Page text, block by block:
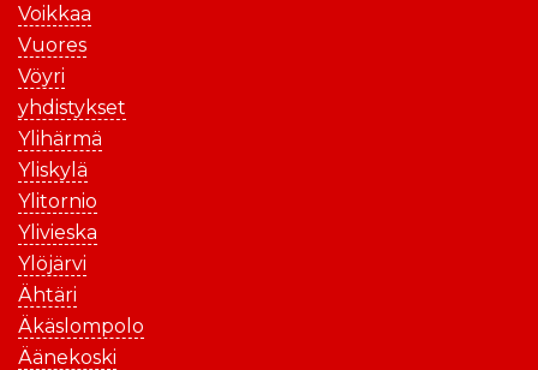
Voikkaa
Vuores
Vöyri
yhdistykset
Ylihärmä
Yliskylä
Ylitornio
Ylivieska
Ylöjärvi
Ähtäri
Äkäslompolo
Äänekoski